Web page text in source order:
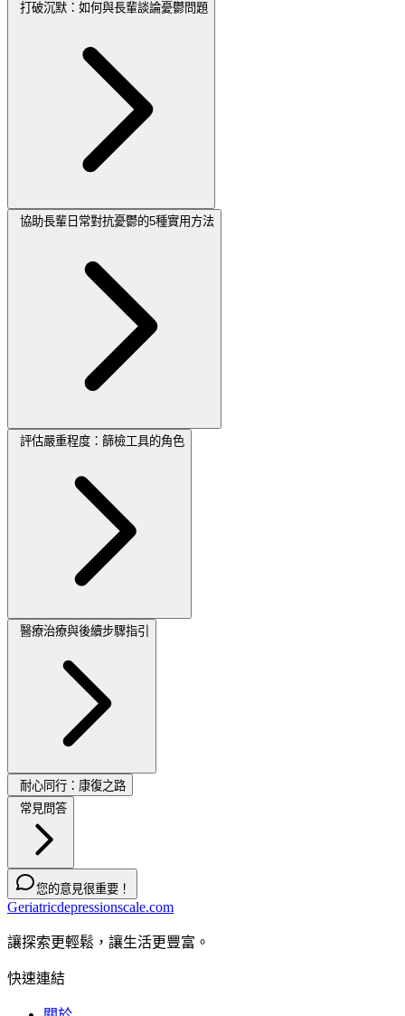
打破沉默：如何與長輩談論憂鬱問題
協助長輩日常對抗憂鬱的5種實用方法
評估嚴重程度：篩檢工具的角色
醫療治療與後續步驟指引
耐心同行：康復之路
常見問答
您的意見很重要！
Geriatricdepressionscale.com
讓探索更輕鬆，讓生活更豐富。
快速連結